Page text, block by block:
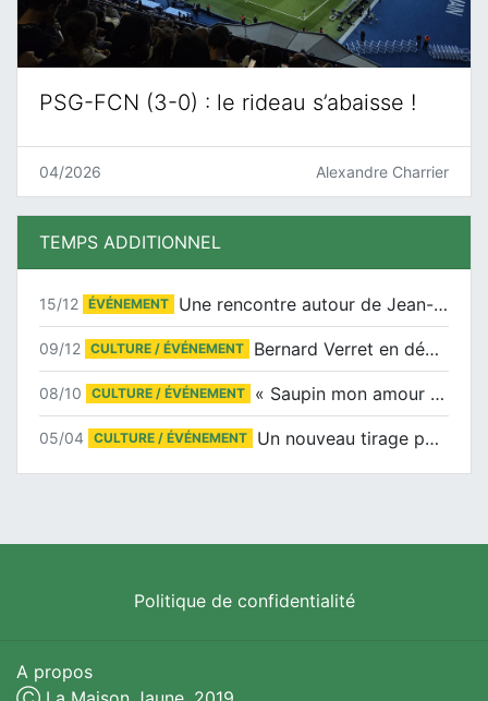
PSG-FCN (3-0) : le rideau s’abaisse !
04/2026 Alexandre Charrier
TEMPS ADDITIONNEL
15/12 ÉVÉNEMENT Une rencontre autour de Jean-Claude Suaudeau
09/12 CULTURE / ÉVÉNEMENT Bernard Verret en dédicaces le samedi 13 décembre à l’Espace Culturel Atlantis
08/10 CULTURE / ÉVÉNEMENT « Saupin mon amour » au salon du livre de Trentemoult
05/04 CULTURE / ÉVÉNEMENT Un nouveau tirage pour le Docu-BD
Politique de confidentialité
A propos